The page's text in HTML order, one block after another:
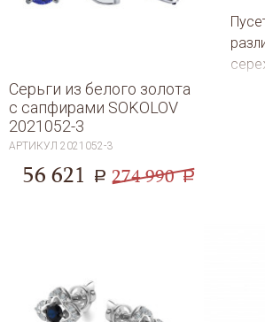
Серьги из белого золота
с сапфирами SOKOLOV
2021052-3
АРТИКУЛ2021052-3
56 621 a 274 990 a